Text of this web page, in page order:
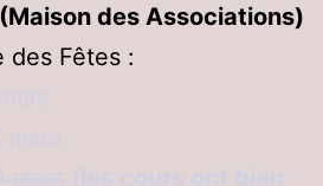
des Associations)
des Fêtes :